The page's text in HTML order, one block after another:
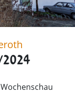
Wochenschau